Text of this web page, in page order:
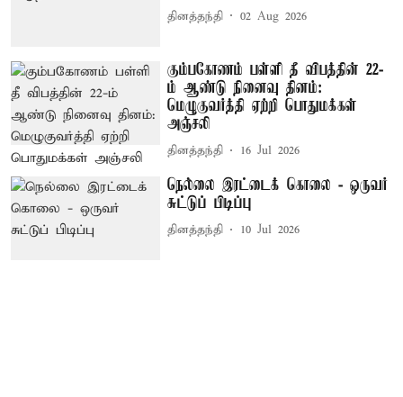
தினத்தந்தி 02 Aug 2026
கும்பகோணம் பள்ளி தீ விபத்தின் 22-
ம் ஆண்டு நினைவு தினம்:
மெழுகுவர்த்தி ஏற்றி பொதுமக்கள்
அஞ்சலி
தினத்தந்தி 16 Jul 2026
நெல்லை இரட்டைக் கொலை - ஒருவர்
சுட்டுப் பிடிப்பு
தினத்தந்தி 10 Jul 2026